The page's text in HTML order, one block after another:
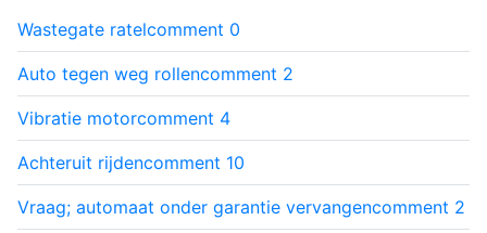
Wastegate ratelcomment 0
Auto tegen weg rollencomment 2
Vibratie motorcomment 4
Achteruit rijdencomment 10
Vraag; automaat onder garantie vervangencomment 2